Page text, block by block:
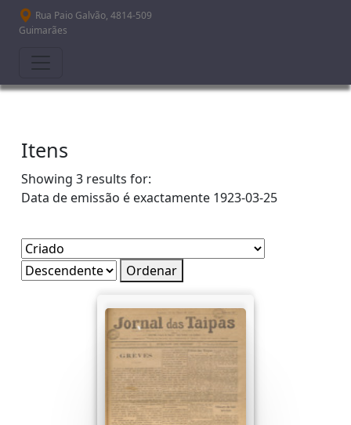
Passar para o conteúdo principal
Rua Paio Galvão, 4814-509
Guimarães
Itens
Showing 3 results for:
Data de emissão é exactamente 1923-03-25
Ordenar